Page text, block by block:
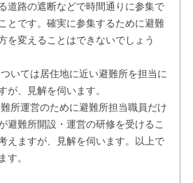
道路の遮断などで時間通りに参集で
とです。確実に参集するために避難
を変えることはできないでしょう
いては居住地に近い避難所を担当に
が、見解を伺います。
所運営のために避難所担当職員だけ
避難所開設・運営の研修を受けるこ
えますが、見解を伺います。以上で
す。